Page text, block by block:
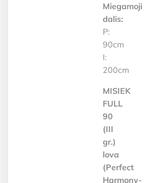
Miegamoji
dalis:
P:
90cm
I:
200cm
MISIEK
FULL
90
(III
gr.)
lova
(Perfect
Harmony-